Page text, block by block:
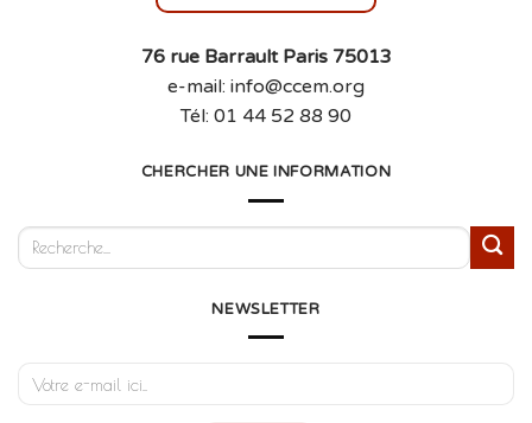
76 rue Barrault Paris 75013
e-mail: info@ccem.org
Tél: 01 44 52 88 90
CHERCHER UNE INFORMATION
NEWSLETTER